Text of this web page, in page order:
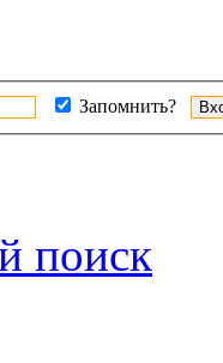
Запомнить?
поиск